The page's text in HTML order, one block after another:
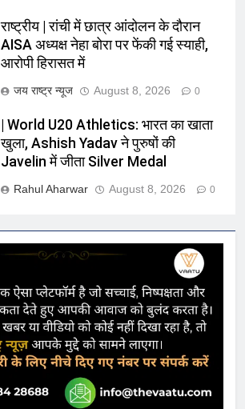
राष्ट्रीय | रांची में छात्र आंदोलन के दौरान
AISA अध्यक्ष नेहा बोरा पर फेंकी गई स्याही,
आरोपी हिरासत में
जय राष्ट्र न्यूज August 8, 2026 0
| World U20 Athletics: भारत का खाता
खुला, Ashish Yadav ने पुरुषों की
Javelin में जीता Silver Medal
Rahul Aharwar August 8, 2026 0